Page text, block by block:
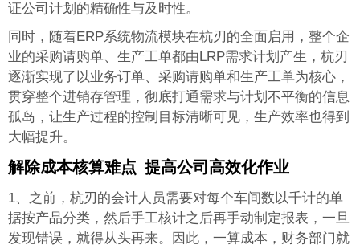
证公司计划的精确性与及时性。
同时，随着ERP系统物流模块在杭刃的全面启用，整个企
业的采购请购单、生产工单都由LRP需求计划产生，杭刃
逐渐实现了以业务订单、采购请购单和生产工单为核心，
贯穿整个进销存管理，彻底打通需求与计划不平衡的信息
孤岛，让生产过程的控制目标清晰可见，生产效率也得到
大幅提升。
解除成本核算难点 提高公司高效化作业
1、之前，杭刃的会计人员需要对每个车间数以千计的单
据按产品分类，然后手工核计之后再手动制定报表，一旦
发现错误，就得从头再来。因此，一算成本，财务部门就